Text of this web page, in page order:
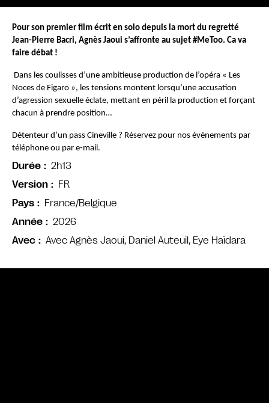
Avec Avec Agnès Jaoui, Daniel Auteuil, Eye Haïdara
Pour son premier film écrit en solo depuis la mort du regretté
Jean-Pierre Bacri, Agnès Jaoui s’affronte au sujet #MeToo. Ca va
faire débat !
Dans les coulisses d’une ambitieuse production de l’opéra « Les
Noces de Figaro », les tensions montent lorsqu’une accusation
d’agression sexuelle éclate, mettant en péril la production et forçant
chacun à prendre position…
Détenteur d’un pass Cineville ? Réservez pour nos événements par
téléphone ou par e-mail.
Durée
2h13
Version
FR
Pays
France/Belgique
Année
2026